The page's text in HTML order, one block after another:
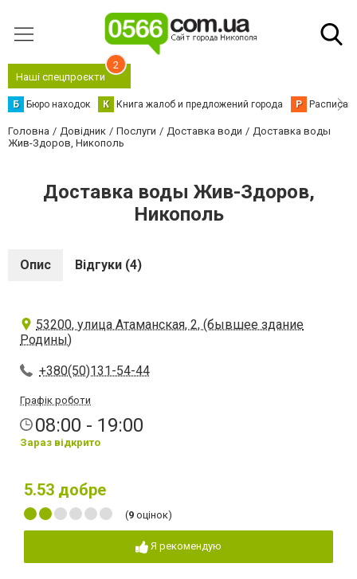
Наші спецпроєкти
2
Б Бюро находок К Книга жалоб и предложений города Р
Головна Довідник Послуги Доставка води
Доставка воды
Жив-Здоров, Никополь
Доставка воды Жив-Здоров,
Никополь
Опис Відгуки (4)
53200, улица Атаманская, 2, (бывшее здание
Родины)
+380(50)131-54-44
Графік роботи
08:00 - 19:00
Зараз відкрито
5.53 добре
(9 оцінок)
Я рекомендую